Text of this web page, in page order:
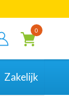
0
Zakelijk